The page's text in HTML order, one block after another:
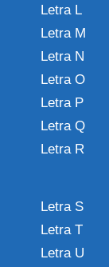
Letra L
Letra M
Letra N
Letra O
Letra P
Letra Q
Letra R
Letra S
Letra T
Letra U